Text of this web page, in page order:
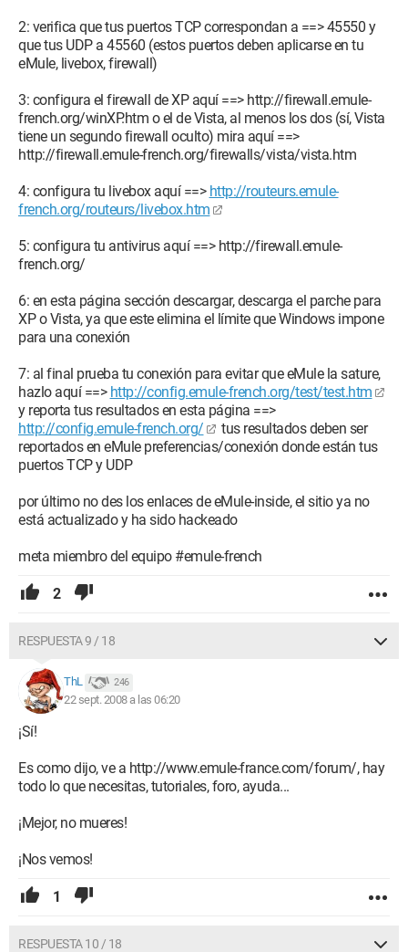
2: verifica que tus puertos TCP correspondan a ==> 45550 y
que tus UDP a 45560 (estos puertos deben aplicarse en tu
eMule, livebox, firewall)
3: configura el firewall de XP aquí ==> http://firewall.emule-
french.org/winXP.htm o el de Vista, al menos los dos (sí, Vista
tiene un segundo firewall oculto) mira aquí ==>
http://firewall.emule-french.org/firewalls/vista/vista.htm
4: configura tu livebox aquí ==> http://routeurs.emule-
french.org/routeurs/livebox.htm
5: configura tu antivirus aquí ==> http://firewall.emule-
french.org/
6: en esta página sección descargar, descarga el parche para
XP o Vista, ya que este elimina el límite que Windows impone
para una conexión
7: al final prueba tu conexión para evitar que eMule la sature,
hazlo aquí ==> http://config.emule-french.org/test/test.htm
y reporta tus resultados en esta página ==>
http://config.emule-french.org/
tus resultados deben ser
reportados en eMule preferencias/conexión donde están tus
puertos TCP y UDP
por último no des los enlaces de eMule-inside, el sitio ya no
está actualizado y ha sido hackeado
meta miembro del equipo #emule-french
2
RESPUESTA 9 / 18
ThL 246
22 sept. 2008 a las 06:20
¡Sí!
Es como dijo, ve a http://www.emule-france.com/forum/, hay
todo lo que necesitas, tutoriales, foro, ayuda...
¡Mejor, no mueres!
¡Nos vemos!
1
RESPUESTA 10 / 18